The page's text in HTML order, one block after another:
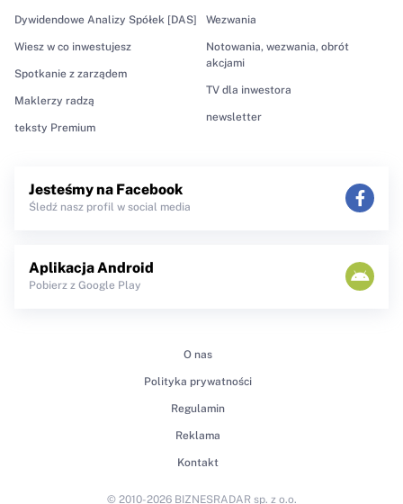
Dywidendowe Analizy Spółek [DAS]
Wiesz w co inwestujesz
Spotkanie z zarządem
Maklerzy radzą
teksty Premium
Wezwania
Notowania, wezwania, obrót
akcjami
TV dla inwestora
newsletter
Jesteśmy na Facebook
Śledź nasz profil w social media
Aplikacja Android
Pobierz z Google Play
O nas
Polityka prywatności
Regulamin
Reklama
Kontakt
© 2010-2026 BIZNESRADAR sp. z o.o.